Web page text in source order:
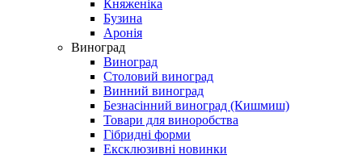
Княженіка
Бузина
Аронія
Виноград
Виноград
Столовий виноград
Винний виноград
Безнасінний виноград (Кишмиш)
Товари для виноробства
Гібридні форми
Ексклюзивні новинки